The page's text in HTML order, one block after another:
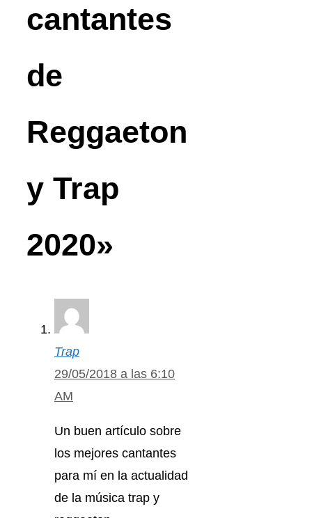
cantantes
de
Reggaeton
y Trap
2020»
Trap
29/05/2018 a las 6:10
AM
Un buen artículo sobre
los mejores cantantes
para mí en la actualidad
de la música trap y